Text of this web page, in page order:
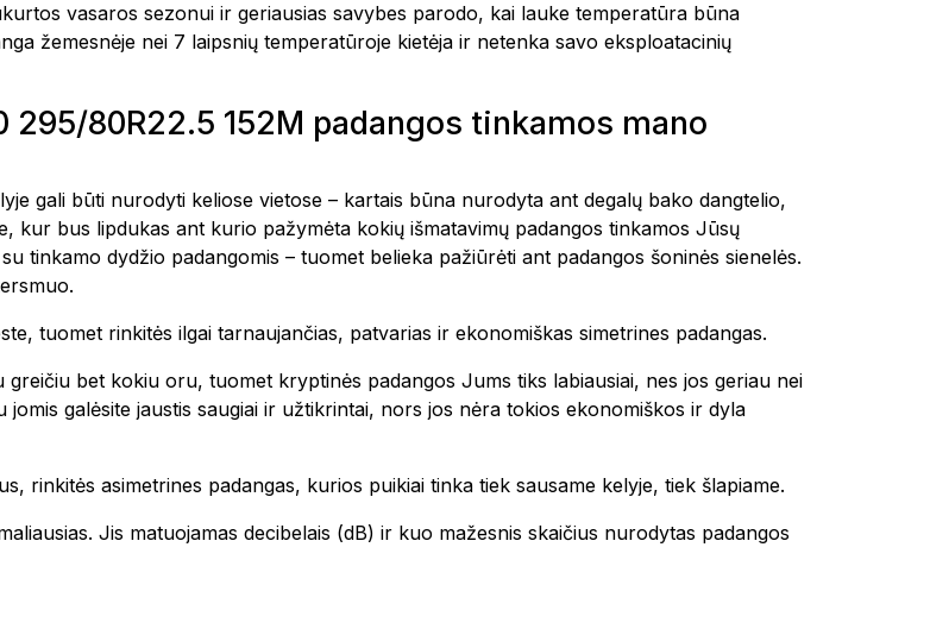
vasaros sezonui ir geriausias savybes parodo, kai lauke temperatūra būna
žemesnėje nei 7 laipsnių temperatūroje kietėja ir netenka savo eksploatacinių
295/80R22.5 152M padangos tinkamos mano
gali būti nurodyti keliose vietose – kartais būna nurodyta ant degalų bako dangtelio,
kur bus lipdukas ant kurio pažymėta kokių išmatavimų padangos tinkamos Jūsų
tinkamo dydžio padangomis – tuomet belieka pažiūrėti ant padangos šoninės sienelės.
tuomet rinkitės ilgai tarnaujančias, patvarias ir ekonomiškas simetrines padangas.
bet kokiu oru, tuomet kryptinės padangos Jums tiks labiausiai, nes jos geriau nei
galėsite jaustis saugiai ir užtikrintai, nors jos nėra tokios ekonomiškos ir dyla
rinkitės asimetrines padangas, kurios puikiai tinka tiek sausame kelyje, tiek šlapiame.
Jis matuojamas decibelais (dB) ir kuo mažesnis skaičius nurodytas padangos